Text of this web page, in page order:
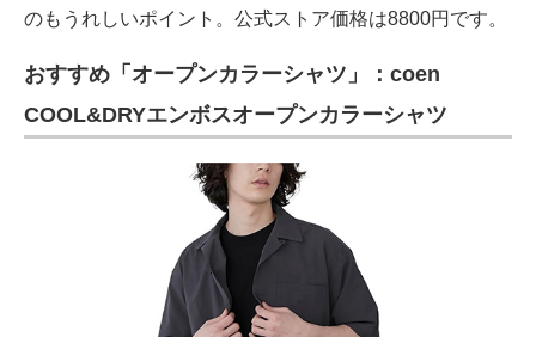
のもうれしいポイント。公式ストア価格は8800円です。
おすすめ「オープンカラーシャツ」：coen
COOL&DRYエンボスオープンカラーシャツ